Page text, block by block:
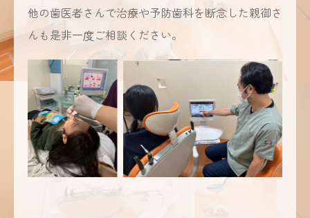
他の歯医者さんで治療や予防歯科を断念した親御さ
んも是非一度ご相談ください。